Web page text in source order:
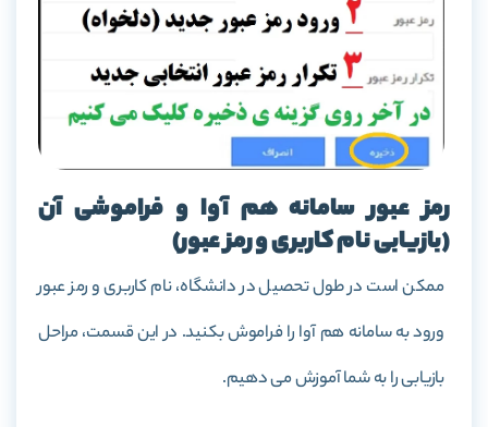
رمز عبور سامانه هم آوا و فراموشی آن
(بازیابی نام کاربری و رمز عبور)
ممکن است در طول تحصیل در دانشگاه، نام کاربری و رمز عبور
ورود به سامانه هم آوا را فراموش بکنید. در این قسمت، مراحل
بازیابی را به شما آموزش می دهیم.